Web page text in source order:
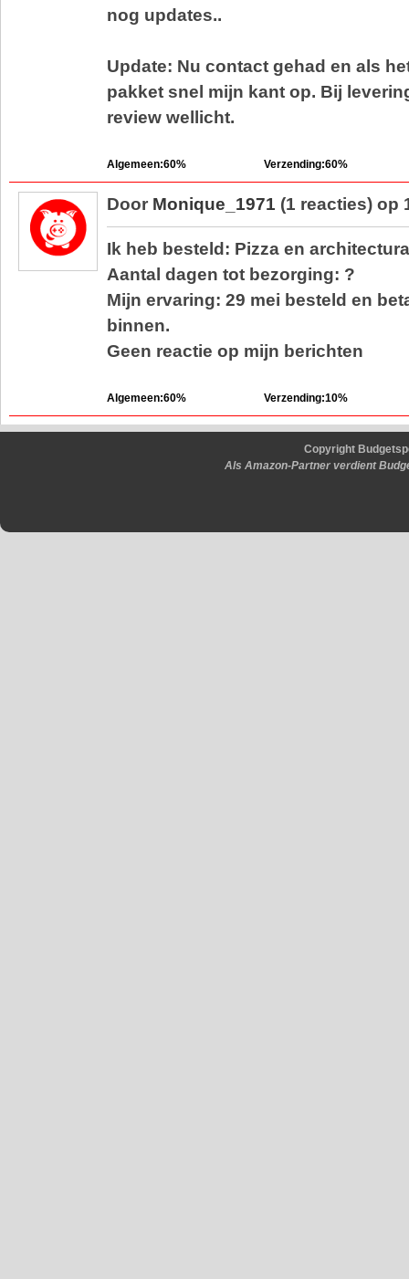
nog updates..
Update: Nu contact gehad en als
pakket snel mijn kant op. Bij
review wellicht.
Algemeen:60% Verzending:60%
Door Monique_1971 (1 reacties) op
Ik heb besteld: Pizza en architectura
Aantal dagen tot bezorging: ?
Mijn ervaring: 29 mei besteld en
binnen.
Geen reactie op mijn berichten
Algemeen:60% Verzending:10%
Copyright
Als Amazon-Partner verdient